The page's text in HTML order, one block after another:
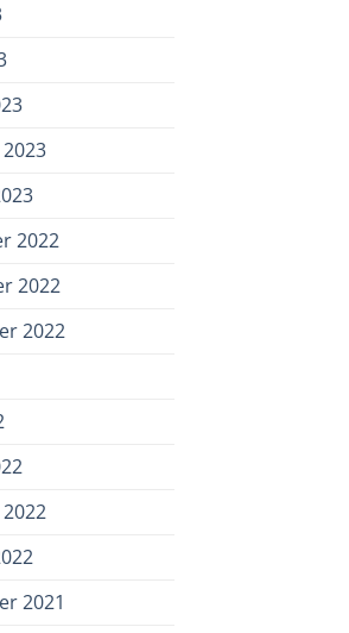
2022
2022
2022
2021